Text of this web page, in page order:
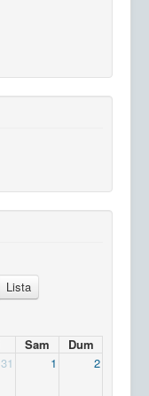
Lista
Sam
Dum
31 1 2